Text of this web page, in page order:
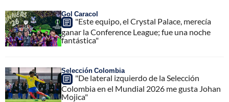
Gol Caracol
"Este equipo, el Crystal Palace, merecía
ganar la Conference League; fue una noche
fantástica"
Selección Colombia
"De lateral izquierdo de la Selección
Colombia en el Mundial 2026 me gusta Johan
Mojica"